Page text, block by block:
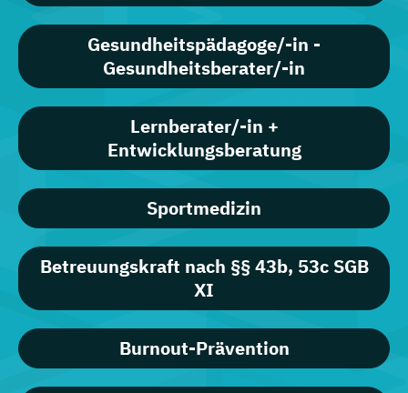
Gesundheitspädagoge/-in -
Gesundheitsberater/-in
Lernberater/-in +
Entwicklungsberatung
Sportmedizin
Betreuungskraft nach §§ 43b, 53c SGB
XI
Burnout-Prävention